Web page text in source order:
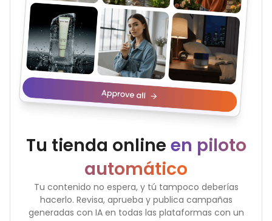
Tu tienda online en piloto
automático
Tu contenido no espera, y tú tampoco deberías
hacerlo. Revisa, aprueba y publica campañas
generadas con IA en todas las plataformas con un